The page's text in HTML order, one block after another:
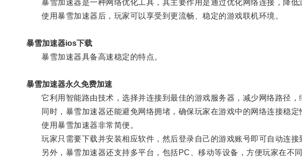
暴雪加速器是一种网络优化工具，其主要作用是通过优化网络连接，降低
使用暴雪加速器后，玩家可以享受到更流畅、稳定的游戏联机环境。
暴雪加速器ios下载
暴雪加速器具备高速稳定的特点。
暴雪加速器永久免费加速
它利用智能路由技术，选择并连接到最佳的游戏服务器，减少网络路径，
同时，暴雪加速器还能避免网络拥堵，确保玩家在游戏中的网络连接稳定
使用暴雪加速器非常简便。
玩家只需要下载并安装相应软件，然后登录自己的游戏账号即可自动连接
另外，暴雪加速器还支持多平台，包括PC、移动等设备，方便玩家在不同